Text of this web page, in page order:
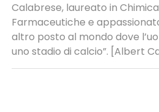
Calabrese, laureato in
Farmaceutiche e
altro posto al mondo dove
uno stadio di calcio”. [Albert